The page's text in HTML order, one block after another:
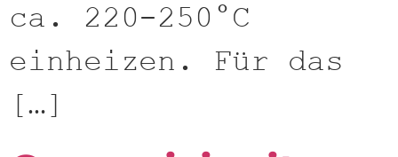
ca. 220-250°C
einheizen. Für das
[…]